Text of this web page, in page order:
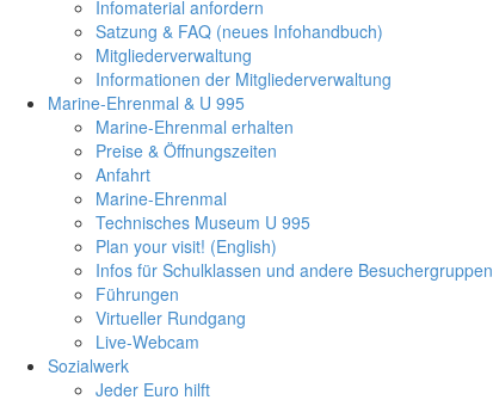
Infomaterial anfordern
Satzung & FAQ (neues Infohandbuch)
Mitgliederverwaltung
Informationen der Mitgliederverwaltung
Marine-Ehrenmal & U 995
Marine-Ehrenmal erhalten
Preise & Öffnungszeiten
Anfahrt
Marine-Ehrenmal
Technisches Museum U 995
Plan your visit! (English)
Infos für Schulklassen und andere Besuchergruppen
Führungen
Virtueller Rundgang
Live-Webcam
Sozialwerk
Jeder Euro hilft